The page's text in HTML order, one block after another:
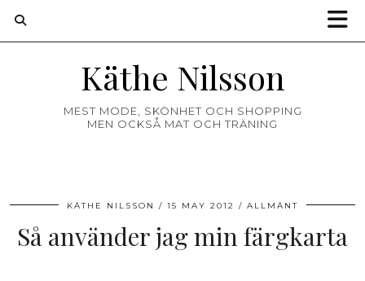
Käthe Nilsson
MEST MODE, SKÖNHET OCH SHOPPING
MEN OCKSÅ MAT OCH TRÄNING
KÄTHE NILSSON 15 MAY 2012 ALLMÄNT
Så använder jag min färgkarta